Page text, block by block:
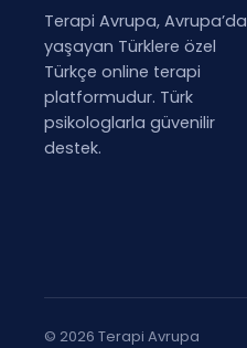
Terapi Avrupa, Avrupa’da
yaşayan Türklere özel
Türkçe online terapi
platformudur. Türk
psikologlarla güvenilir
destek.
© 2026 Terapi Avrupa